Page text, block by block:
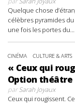
Quelque chose
célèbres pyramides
une fois les portes du...
CINÉMA CULTURE & ARTS
« Ceux qui
Option théâtre
parSarah Joyaux
Ceux qui rougissent.